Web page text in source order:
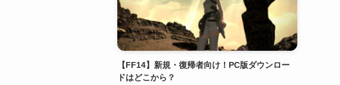
【FF14】新規・復帰者向け！PC版ダウンロー
ドはどこから？